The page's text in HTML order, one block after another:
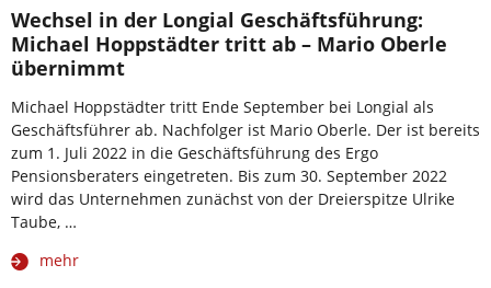
Wechsel in der Longial Geschäftsführung:
Michael Hoppstädter tritt ab – Mario Oberle
übernimmt
Michael Hoppstädter tritt Ende September bei Longial als
Geschäftsführer ab. Nachfolger ist Mario Oberle. Der ist bereits
zum 1. Juli 2022 in die Geschäftsführung des Ergo
Pensionsberaters eingetreten. Bis zum 30. September 2022
wird das Unternehmen zunächst von der Dreierspitze Ulrike
Taube, …
mehr